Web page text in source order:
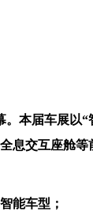
本届车展以“
息交互座舱
能车型；